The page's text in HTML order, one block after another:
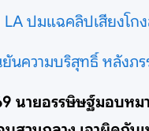
ปมแฉคลิปเสียงโ
นความบริสุทธิ์ หลังภ
นายอรรษิษฐ์มอบหม